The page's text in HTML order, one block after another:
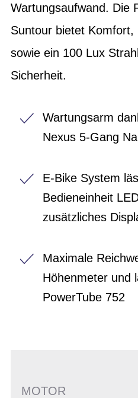
Wartungsaufwand. Die
Suntour bietet Komfort,
sowie ein 100 Lux
Sicherheit.
Wartungsarm
Nexus 5-Gang
E-Bike System
Bedieneinheit
zusätzliches
Maximale
Höhenmeter und
PowerTube 752
MOTOR